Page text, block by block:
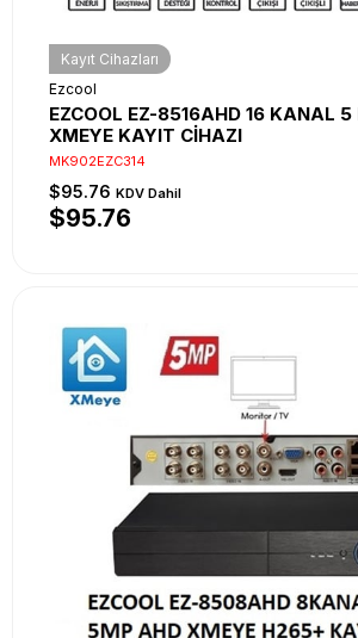
Kayıt Cihazları
Ezcool
EZCOOL EZ-8516AHD 16 KANAL 5
XMEYE KAYIT CİHAZI
MK902EZC314
$95.76 KDV Dahil
$95.76